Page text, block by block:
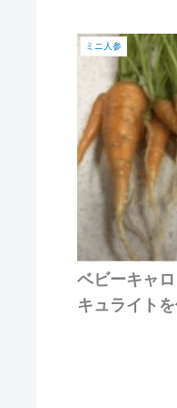
ミニ人参
ベビーキャ
キュライト